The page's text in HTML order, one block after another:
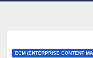
ECM (ENTERPRISE CONTENT